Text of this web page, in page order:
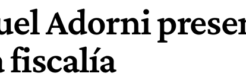
Adorni
fiscalía